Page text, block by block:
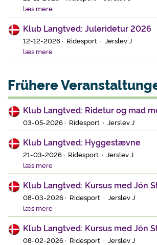
læs mere
Klub Langtved: Juleridetur 2026
12-12-2026 · Ridesport · Jerslev J
læs mere
Frühere
Klub Langtved: Ridetur og mad
03-05-2026 · Ridesport · Jerslev J
Klub Langtved: Hyggestævne
21-03-2026 · Ridesport · Jerslev J
læs mere
Klub Langtved: Kursus med Jón
08-03-2026 · Ridesport · Jerslev J
læs mere
Klub Langtved: Kursus med Jón
08-02-2026 · Ridesport · Jerslev J